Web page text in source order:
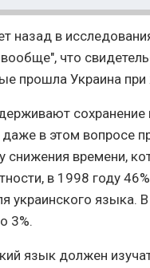
назад в
что
прошла Украина
сохранение
в этом вопросе
снижения времени,
в 1998 году
языка. В
3%.
язык должен